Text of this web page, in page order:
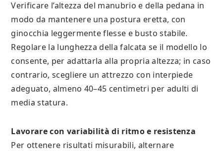
Verificare l’altezza del manubrio e della pedana in
modo da mantenere una postura eretta, con
ginocchia leggermente flesse e busto stabile.
Regolare la lunghezza della falcata se il modello lo
consente, per adattarla alla propria altezza; in caso
contrario, scegliere un attrezzo con interpiede
adeguato, almeno 40–45 centimetri per adulti di
media statura.
Lavorare con variabilità di ritmo e resistenza
Per ottenere risultati misurabili, alternare